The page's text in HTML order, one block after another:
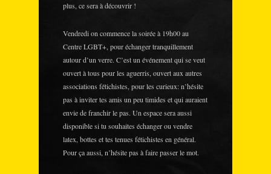
plus, ce sera à découvrir !
Vendredi on commence la soirée à 19h00 au
Centre LGBT+, pour échanger tranquillement
autour d’un verre. C’est un événement qui se veut
ouvert à tous pour les aguerris, ouvert aux autres
associations fétichistes, pour les curieux: n’hésite
pas à inviter tes amis un peu timides et qui auraient
envie de franchir le pas. Un espace sera aussi
disponible si tu souhaites échanger ou vendre
latex, bottes et tes tenues fétichistes en général.
Pour ça aussi, n’hésite pas à faire passer le mot.